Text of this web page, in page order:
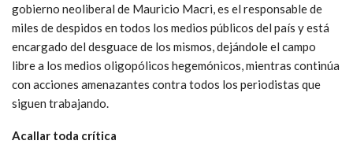
gobierno neoliberal de Mauricio Macri, es el responsable de
miles de despidos en todos los medios públicos del país y está
encargado del desguace de los mismos, dejándole el campo
libre a los medios oligopólicos hegemónicos, mientras continúa
con acciones amenazantes contra todos los periodistas que
siguen trabajando.
Acallar toda crítica